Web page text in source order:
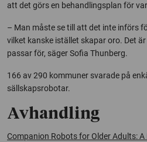
att det görs en behandlingsplan för
– Man måste se till att det inte införs
vilket kanske istället skapar oro. Det
passar för, säger Sofia Thunberg.
166 av 290 kommuner svarade på
sällskapsrobotar.
Avhandling
Companion Robots for Older Adults: